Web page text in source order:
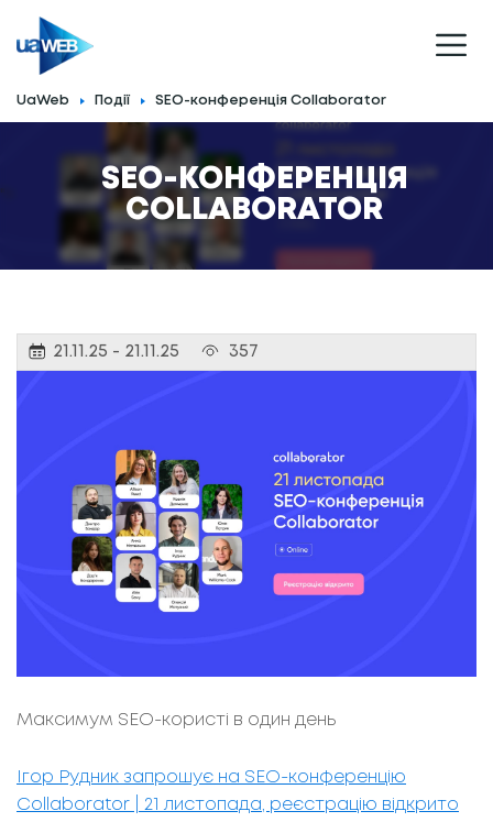
UaWeb Події SEO-конференція Collaborator
">
SEO-КОНФЕРЕНЦІЯ
COLLABORATOR
21.11.25 - 21.11.25 357
Максимум SEO-користі в один день
Ігор Рудник запрошує на SEO-конференцію
Collaborator | 21 листопада, реєстрацію відкрито